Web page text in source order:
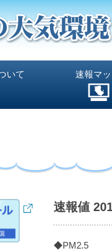
いて 速報マ
速報値
◆PM2.5